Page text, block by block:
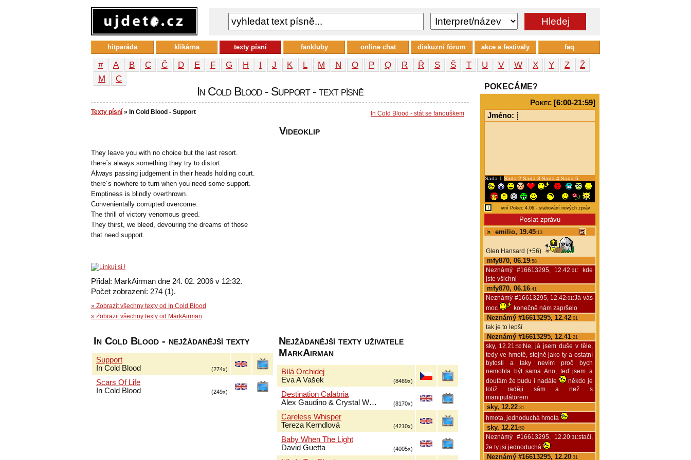
# A B C Č D E F G H I J K L M N O P Q R Ř S Š T U V W X Y Z
Ž
М
С
In Cold Blood - Support - text písně
Texty písní » In Cold Blood - Support In Cold Blood - stát se fanouškem
They leave you with no choice but the last resort.
there´s always something they try to distort.
Always passing judgement in their heads holding court.
there´s nowhere to turn when you need some support.
Emptiness is blindly overthrown.
Convenientally corrupted overcome.
The thrill of victory venomous greed.
They thirst, we bleed, devouring the dreams of those
that need support.
Přidal: MarkAirman dne 24. 02. 2006 v 12:32.
Počet zobrazení: 274 (1).
» Zobrazit všechny texty od In Cold Blood
» Zobrazit všechny texty od MarkAirman
Videoklip
In Cold Blood - nejžádanější texty
Support
In Cold Blood
(274x)
Scars Of Life
In Cold Blood
(249x)
Nejžádanější texty uživatele
MarkAirman
Bílá Orchidej
Eva A Vašek
(8469x)
Destination Calabria
Alex Gaudino & Crystal W…
(8170x)
Careless Whisper
Tereza Kerndlová
(4210x)
Baby When The Light
David Guetta
(4005x)
POKECÁME?
Pokec [6:00-21:59]
Jméno:
Sada 1 Sada 2 Sada 3 Sada 4 Sada 5
emilio, 19.45:13
Glen Hansard (+56)
mfy870, 06.19:58
Neznámý #16613295, 12.42:01: kde
jste všichni
mfy870, 06.16:41
Neznámý #16613295, 12.42:01:Já vás
moc
konečně nám zapršelo
Neznámý #16613295, 12.42:01
tak je to lepší
Neznámý #16613295, 12.41:21
sky, 12.21:50:Ne, já jsem duše v těle,
tedy ve hmotě, stejně jako ty a ostatní
bytosti a taky nevím proč bych
nemohla být sama Ano, teď jsem a
doufám že budu i nadále
někdo je
totiž raději sám a než s
manipulátorem
sky, 12.22:31
hmota, jednoduchá hmota
sky, 12.21:50
Neznámý #16613295, 12.20:31:stačí,
že ty jsi jednoduchá
Neznámý #16613295, 12.20:31
hitparáda klikárna texty písní fankluby online chat diskuzní fórum akce a festivaly faq